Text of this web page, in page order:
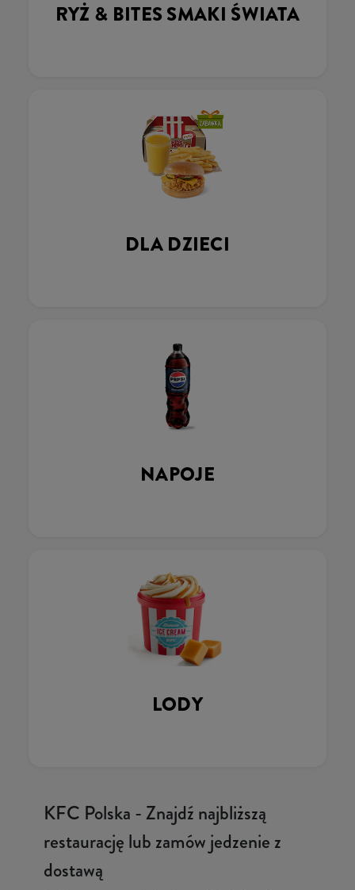
RYŻ & BITES SMAKI ŚWIATA
DLA DZIECI
NAPOJE
LODY
KFC Polska - Znajdź najbliższą
restaurację lub zamów jedzenie z
dostawą